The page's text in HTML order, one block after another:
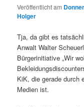
Veröffentlicht am
Holger
Tja, da gibt es
Anwalt Walter
Bürgerinitiative „Wir
KiK, die gerade durch
Medien ist.